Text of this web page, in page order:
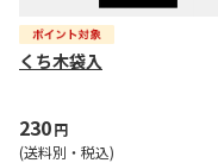
くち木袋入
230円
(送料別・税込)